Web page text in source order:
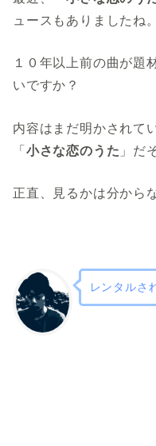
ュースもありましたね。
１０年以上前の曲が題
いですか？
内容はまだ明かされて
「 小さな恋のうた 」だ
正直、見るかは分から
レンタルさ